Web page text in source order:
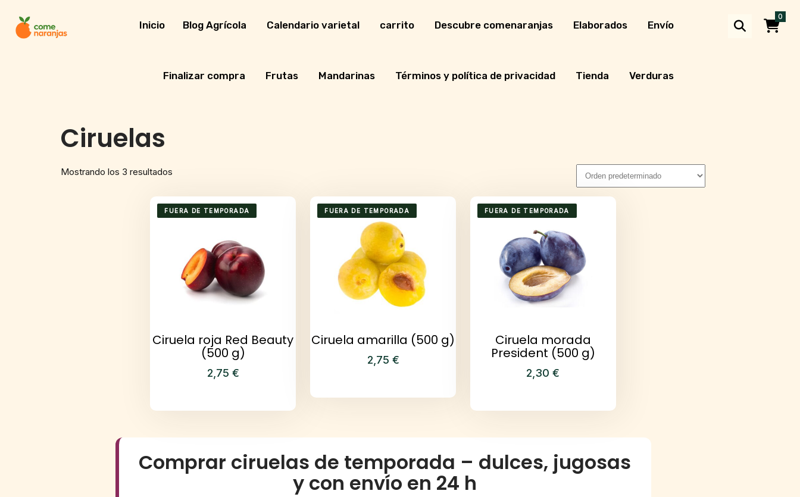
content
Inicio Blog Agrícola Calendario varietal carrito Descubre comenaranjas Elaborados Envío
Finalizar compra Frutas Mandarinas Términos y política de privacidad Tienda Verduras
0
Ciruelas
Mostrando los 3 resultados
FUERA DE TEMPORADA
Ciruela roja Red Beauty
(500 g)
2,75 €
FUERA DE TEMPORADA
Ciruela amarilla (500 g)
2,75 €
FUERA DE TEMPORADA
Ciruela morada
President (500 g)
2,30€
Comprar ciruelas de temporada – dulces, jugosas
y con envío en 24 h